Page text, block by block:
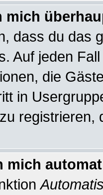
mich
dass du das
Auf jeden
die
in
registrieren,
mich